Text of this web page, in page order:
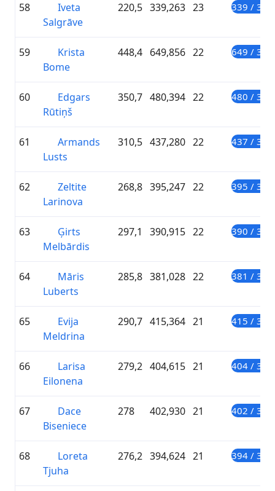
58
Iveta
Salgrāve
220,5 339,263 23 339 /
59
Krista
Bome
448,4 649,856 22 649 /
60
Edgars
Rūtiņš
350,7 480,394 22 480 /
61
Armands
Lusts
310,5 437,280 22 437 /
62
Zeltite
Larinova
268,8 395,247 22 395 /
63
Ģirts
Melbārdis
297,1 390,915 22 390 /
64
Māris
Luberts
285,8 381,028 22 381 /
65
Evija
Meldrina
290,7 415,364 21 415 /
66
Larisa
Eilonena
279,2 404,615 21 404 /
67
Dace
Biseniece
278 402,930 21 402 /
68
Loreta
Tjuha
276,2 394,624 21 394 /